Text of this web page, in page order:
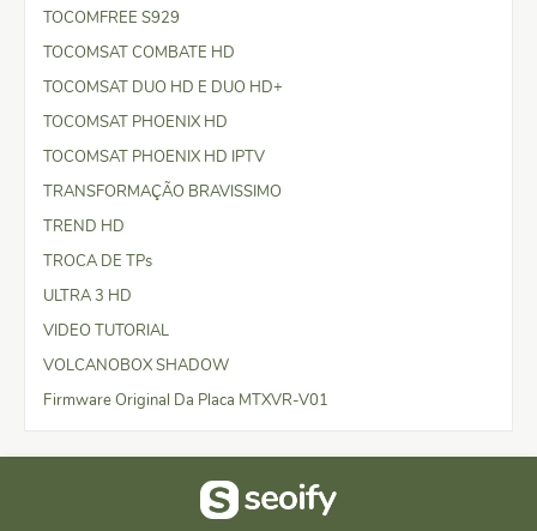
TOCOMFREE S929
TOCOMSAT COMBATE HD
TOCOMSAT DUO HD E DUO HD+
TOCOMSAT PHOENIX HD
TOCOMSAT PHOENIX HD IPTV
TRANSFORMAÇÃO BRAVISSIMO
TREND HD
TROCA DE TPs
ULTRA 3 HD
VIDEO TUTORIAL
VOLCANOBOX SHADOW
Firmware Original Da Placa MTXVR-V01